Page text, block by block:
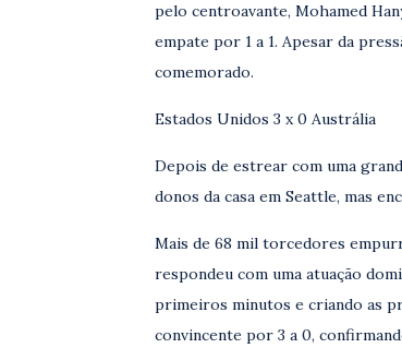
pelo centroavante, Mohamed
empate por 1 a 1. Apesar da
comemorado.
Estados Unidos 3 x 0 Austrália
Depois de estrear com uma
donos da casa em Seattle, mas
Mais de 68 mil torcedores
respondeu com uma atuação
primeiros minutos e criando as
convincente por 3 a 0,